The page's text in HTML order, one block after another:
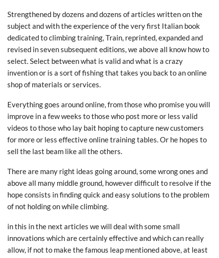
Strengthened by dozens and dozens of articles written on the
subject and with the experience of the very first Italian book
dedicated to climbing training, Train, reprinted, expanded and
revised in seven subsequent editions, we above all know how to
select. Select between what is valid and what is a crazy
invention or is a sort of fishing that takes you back to an online
shop of materials or services.
Everything goes around online, from those who promise you will
improve in a few weeks to those who post more or less valid
videos to those who lay bait hoping to capture new customers
for more or less effective online training tables. Or he hopes to
sell the last beam like all the others.
There are many right ideas going around, some wrong ones and
above all many middle ground, however difficult to resolve if the
hope consists in finding quick and easy solutions to the problem
of not holding on while climbing.
in this in the next articles we will deal with some small
innovations which are certainly effective and which can really
allow, if not to make the famous leap mentioned above, at least